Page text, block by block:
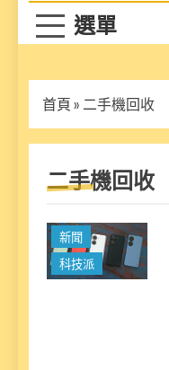
首頁 » 二手機回收
二手機回收
新聞
科技派